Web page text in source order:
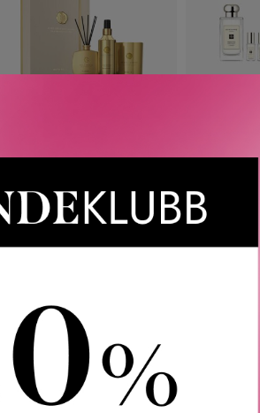
799
KR